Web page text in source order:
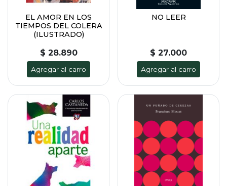
EL AMOR EN LOS
TIEMPOS DEL COLERA
(ILUSTRADO)
$ 28.890
Agregar al carro
NO LEER
$ 27.000
Agregar al carro